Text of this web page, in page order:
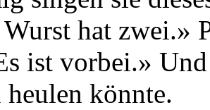
hat zwei.»
ist vorbei.»
heulen könnte.